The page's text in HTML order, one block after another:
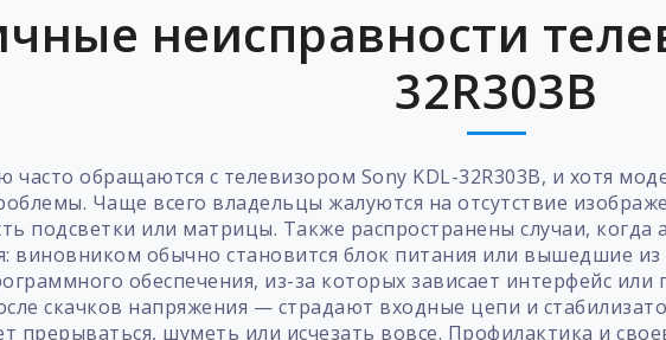
неисправности
32R303B
часто обращаются с телевизором Sony KDL-32R303B, и хотя
Чаще всего владельцы жалуются на отсутствие
подсветки или матрицы. Также распространены случаи,
виновником обычно становится блок питания или вышедшие
обеспечения, из-за которых зависает интерфейс или
скачков напряжения — страдают входные цепи и
прерываться, шуметь или исчезать вовсе. Профилактика и